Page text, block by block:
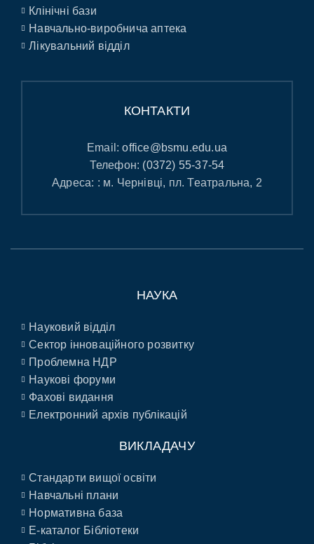
Клінічні бази
Навчально-виробнича аптека
Лікувальний відділ
КОНТАКТИ
Email:office@bsmu.edu.ua
Телефон: (0372) 55-37-54
Адреса: : м. Чернівці, пл. Театральна, 2
НАУКА
Науковий відділ
Сектор інноваційного розвитку
Проблемна НДР
Наукові форуми
Фахові видання
Електронний архів публікацій
ВИКЛАДАЧУ
Стандарти вищої освіти
Навчальні плани
Нормативна база
E-каталог Бібліотеки